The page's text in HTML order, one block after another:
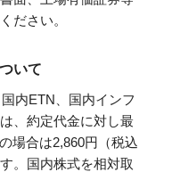
ださい。
いて
内ETN、国内インフ
、約定代金に対し最
場合は2,860円（税込
。国内株式を相対取